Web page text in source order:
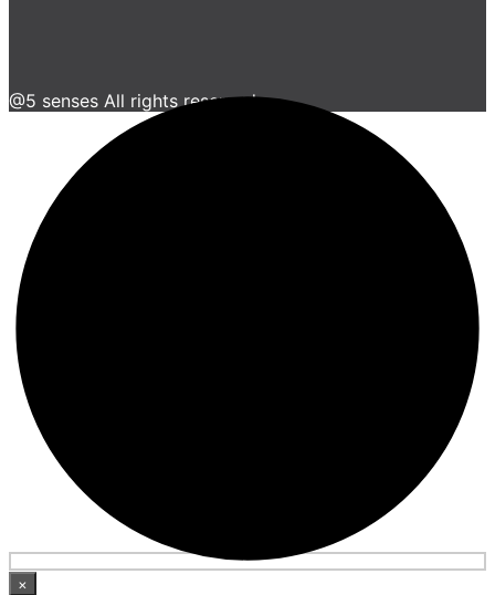
@5 senses All rights reserved
×